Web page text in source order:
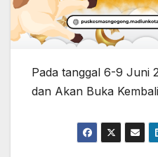
Pada tanggal 6-9 Juni
dan Akan Buka